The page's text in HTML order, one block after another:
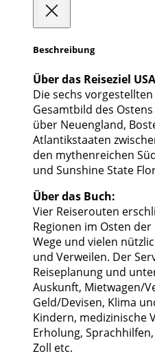
Beschreibung
Über das Reiseziel
Die sechs
Gesamtbild des
über Neuengland,
Atlantikstaaten
den mythenreichen
und Sunshine State
Über das Buch:
Vier Reiserouten
Regionen im Osten
Wege und vielen
und Verweilen. Der
Reiseplanung und
Auskunft, Mietwagen/
Geld/Devisen, Klima
Kindern, medizinische
Erholung,
Zoll etc.